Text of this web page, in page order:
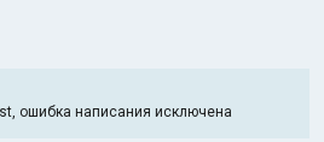
ошибка написания исключена